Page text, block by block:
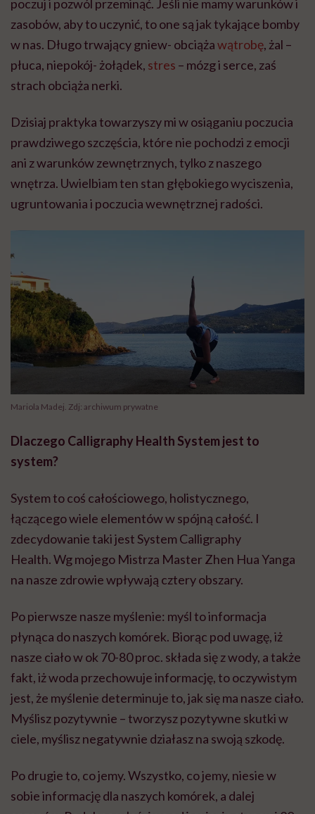
poczuj i pozwól przeminąć. Jeśli nie mamy warunków i
zasobów, aby to uczynić, to one są jak tykające bomby
w nas. Długo trwający gniew- obciążawątrobę, żal –
płuca, niepokój- żołądek, stres – mózg i serce, zaś
strach obciąża nerki.
Dzisiaj praktyka towarzyszy mi w osiąganiu poczucia
prawdziwego szczęścia, które nie pochodzi z emocji
ani z warunków zewnętrznych, tylko z naszego
wnętrza. Uwielbiam ten stan głębokiego wyciszenia,
ugruntowania i poczucia wewnętrznej radości.
Mariola Madej. Zdj: archiwum prywatne
Dlaczego Calligraphy Health System jest to
system?
System to coś całościowego, holistycznego,
łączącego wiele elementów w spójną całość. I
zdecydowanie taki jest System Calligraphy
Health. Wg mojego Mistrza Master Zhen Hua Yanga
na nasze zdrowie wpływają cztery obszary.
Po pierwsze nasze myślenie: myśl to informacja
płynąca do naszych komórek. Biorąc pod uwagę, iż
nasze ciało w ok 70-80 proc. składa się z wody, a także
fakt, iż woda przechowuje informację, to oczywistym
jest, że myślenie determinuje to, jak się ma nasze ciało.
Myślisz pozytywnie – tworzysz pozytywne skutki w
ciele, myślisz negatywnie działasz na swoją szkodę.
Po drugie to, co jemy. Wszystko, co jemy, niesie w
sobie informację dla naszych komórek, a dalej